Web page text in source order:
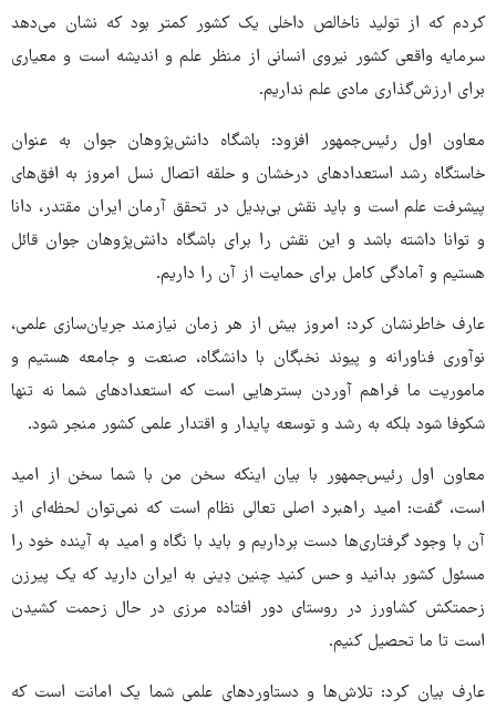
کردم که از تولید ناخالص داخلی یک کشور کمتر بود که نشان می‌دهد
سرمایه واقعی کشور نیروی انسانی از منظر علم و اندیشه است و معیاری
برای ارزش‌گذاری مادی علم نداریم.
معاون اول رئیس‌جمهور افزود: باشگاه دانش‌پژوهان جوان به عنوان
خاستگاه رشد استعدادهای درخشان و حلقه اتصال نسل امروز به افق‌های
پیشرفت علم است و باید نقش بی‌بدیل در تحقق آرمان ایران مقتدر، دانا
و توانا داشته باشد و این نقش را برای باشگاه دانش‌پژوهان جوان قائل
هستیم و آمادگی کامل برای حمایت از آن را داریم.
عارف خاطرنشان کرد: امروز بیش از هر زمان نیازمند جریان‌سازی علمی،
نوآوری فناورانه و پیوند نخبگان با دانشگاه، صنعت و جامعه هستیم و
ماموریت ما فراهم آوردن بسترهایی است که استعدادهای شما نه تنها
شکوفا شود بلکه به رشد و توسعه پایدار و اقتدار علمی کشور منجر شود.
معاون اول رئیس‌جمهور با بیان اینکه سخن من با شما سخن از امید
است، گفت: امید راهبرد اصلی تعالی نظام است که نمی‌توان لحظه‌ای از
آن با وجود گرفتاری‌ها دست برداریم و باید با نگاه و امید به آینده خود را
مسئول کشور بدانید و حس کنید چنین دِینی به ایران دارید که یک پیرزن
زحمتکش کشاورز در روستای دور افتاده مرزی در حال زحمت کشیدن
است تا ما تحصیل کنیم.
عارف بیان کرد: تلاش‌ها و دستاوردهای علمی شما یک امانت است که